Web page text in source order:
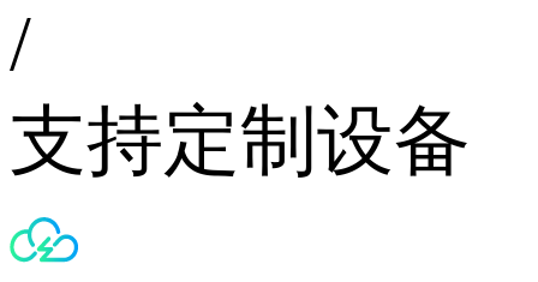
/
支持定制设备